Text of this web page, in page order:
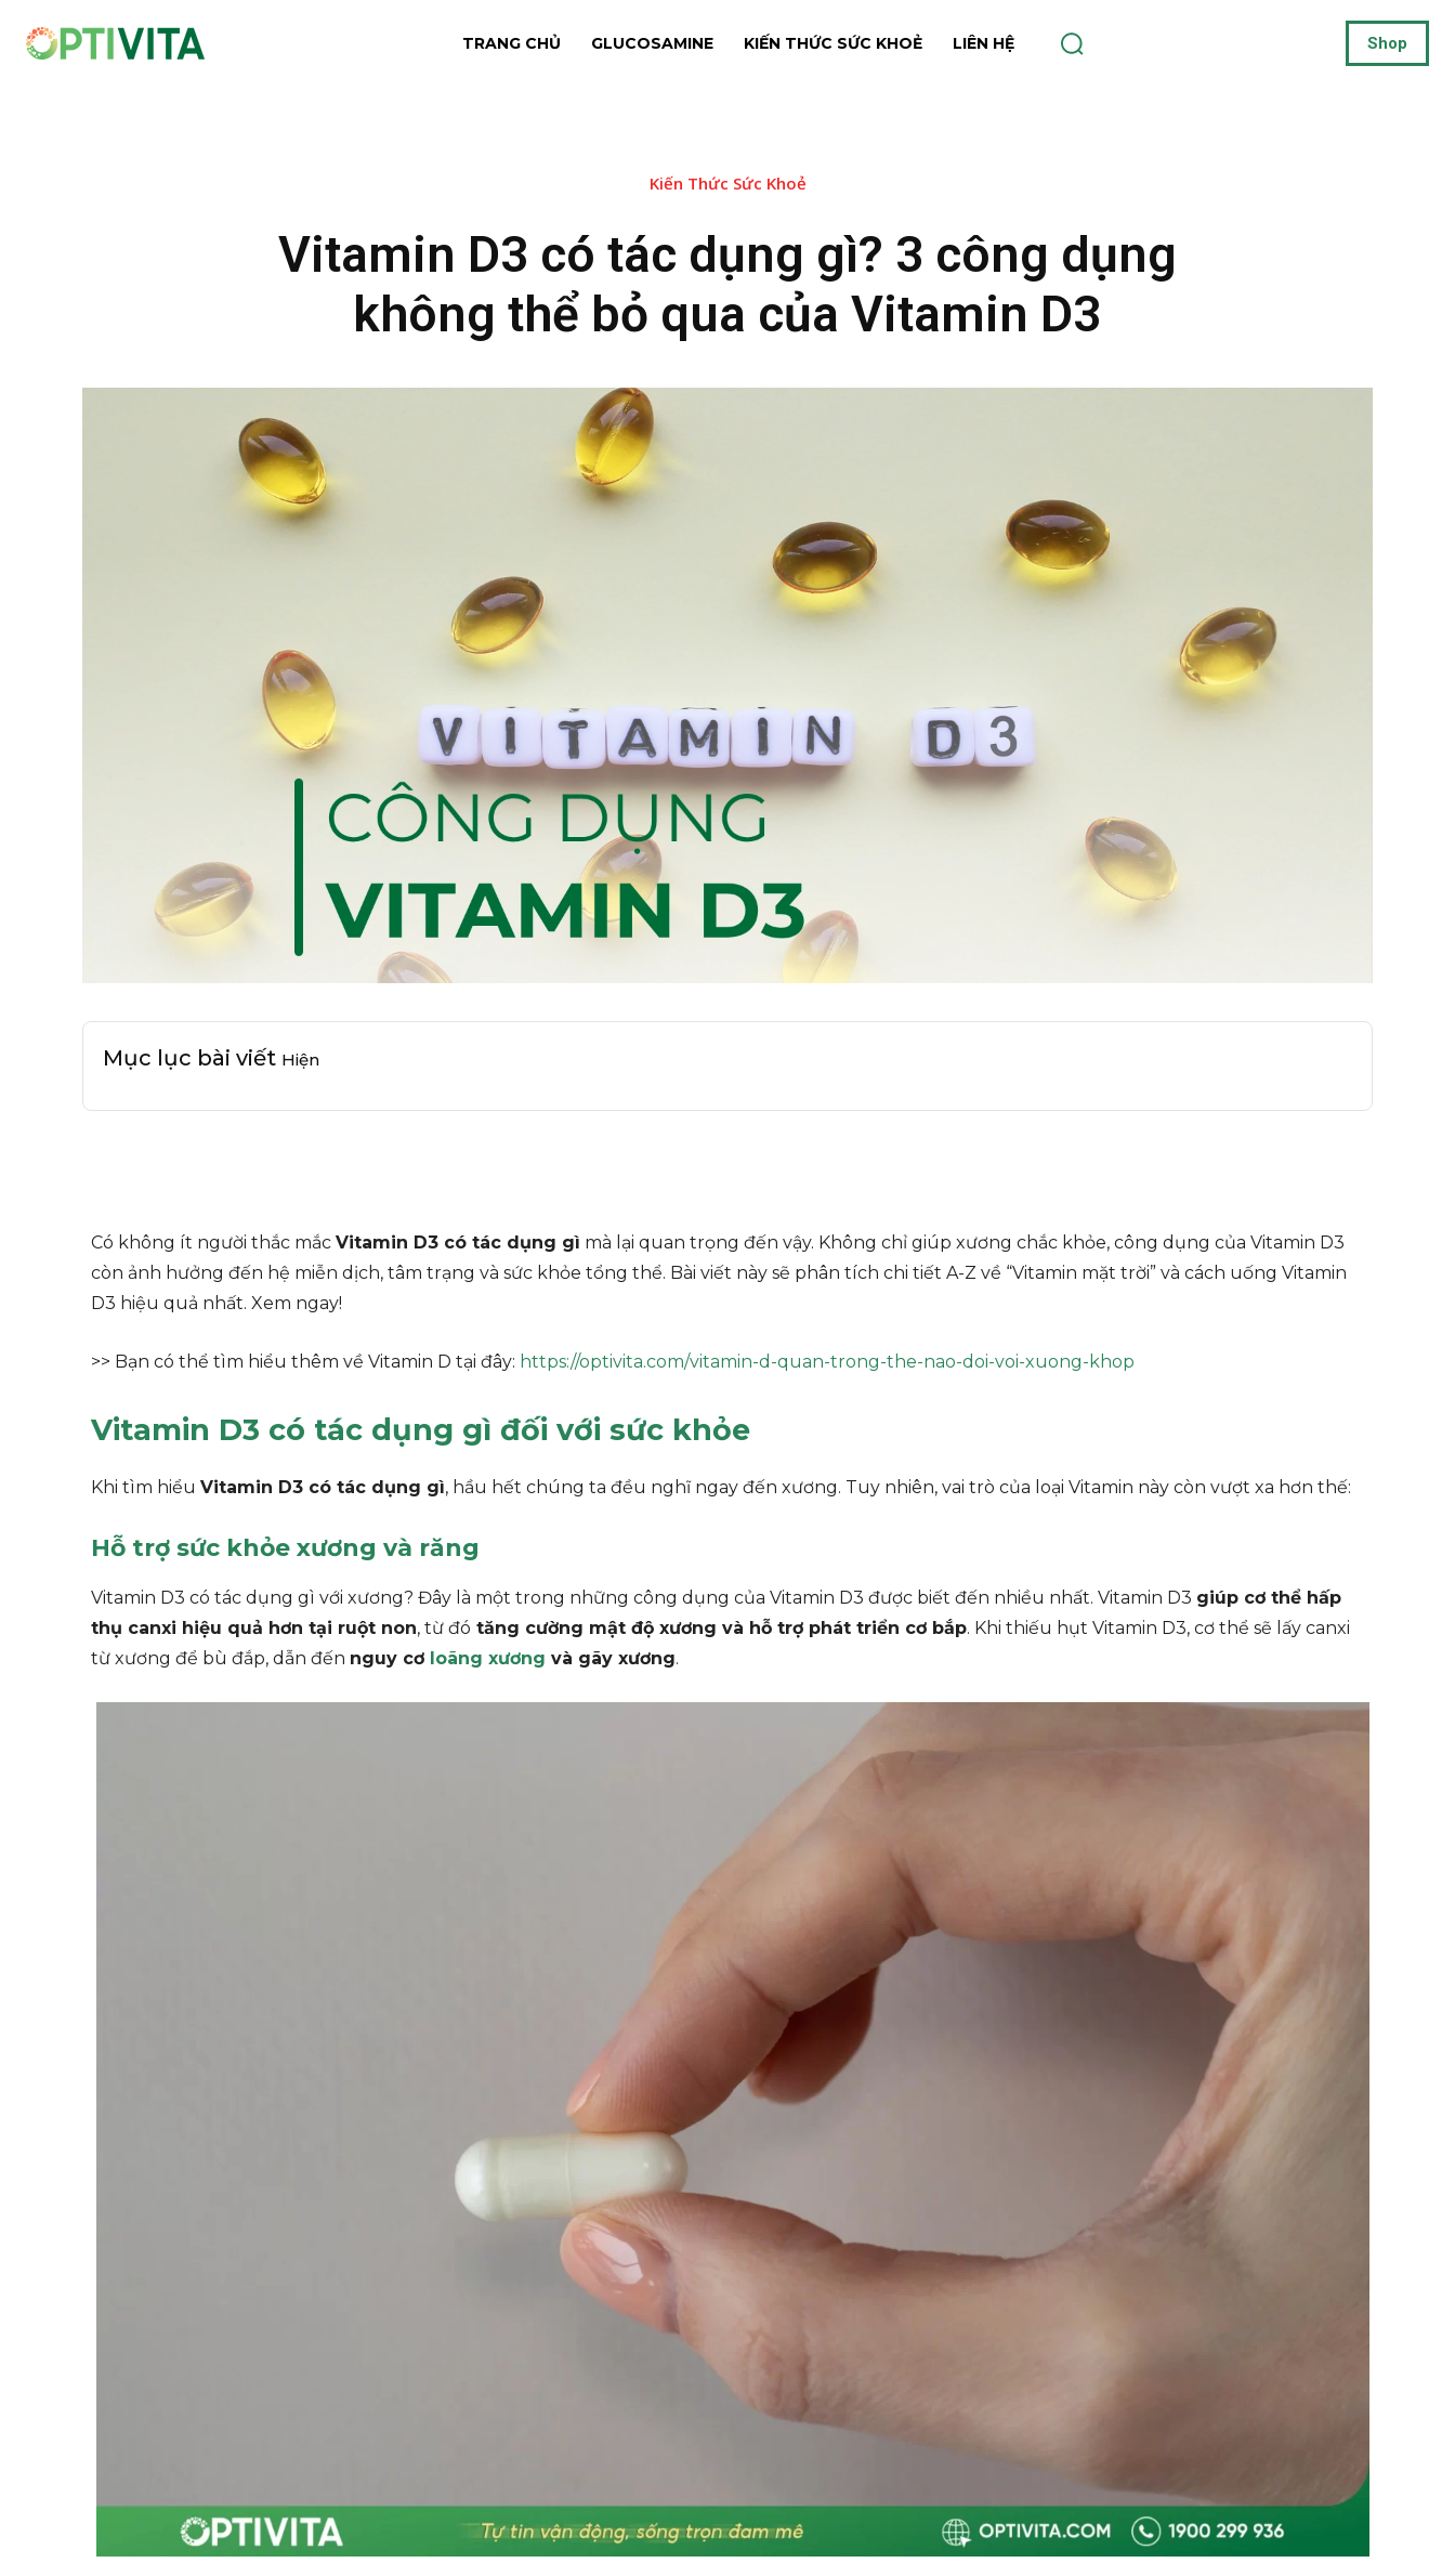
TRANG CHỦ GLUCOSAMINE KIẾN THỨC SỨC KHOẺ LIÊN HỆ Shop
Kiến Thức Sức Khoẻ
Vitamin D3 có tác dụng gì? 3 công dụng
không thể bỏ qua của Vitamin D3
Mục lục bài viết Hiện
Có không ít người thắc mắc Vitamin D3 có tác dụng gì mà lại quan trọng đến vậy. Không chỉ giúp xương chắc khỏe, công dụng của Vitamin D3
còn ảnh hưởng đến hệ miễn dịch, tâm trạng và sức khỏe tổng thể. Bài viết này sẽ phân tích chi tiết A-Z về “Vitamin mặt trời” và cách uống Vitamin
D3 hiệu quả nhất. Xem ngay!
>> Bạn có thể tìm hiểu thêm về Vitamin D tại đây: https://optivita.com/vitamin-d-quan-trong-the-nao-doi-voi-xuong-khop
Vitamin D3 có tác dụng gì đối với sức khỏe
Khi tìm hiểu Vitamin D3 có tác dụng gì, hầu hết chúng ta đều nghĩ ngay đến xương. Tuy nhiên, vai trò của loại Vitamin này còn vượt xa hơn thế:
Hỗ trợ sức khỏe xương và răng
Vitamin D3 có tác dụng gì với xương? Đây là một trong những công dụng của Vitamin D3 được biết đến nhiều nhất. Vitamin D3 giúp cơ thể hấp
thụ canxi hiệu quả hơn tại ruột non, từ đó tăng cường mật độ xương và hỗ trợ phát triển cơ bắp. Khi thiếu hụt Vitamin D3, cơ thể sẽ lấy canxi
từ xương để bù đắp, dẫn đến nguy cơ loãng xương và gãy xương.